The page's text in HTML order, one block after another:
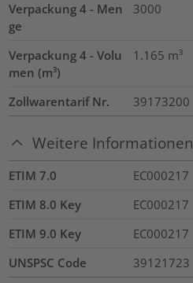
Verpackung 4 - Men
ge
3000
Verpackung 4 - Volu
men (m³)
1.165 m³
Zollwarentarif Nr. 39173200
Weitere Informationen
ETIM 7.0
EC000217
ETIM 8.0 Key
EC000217
ETIM 9.0 Key
EC000217
UNSPSC Code
39121723